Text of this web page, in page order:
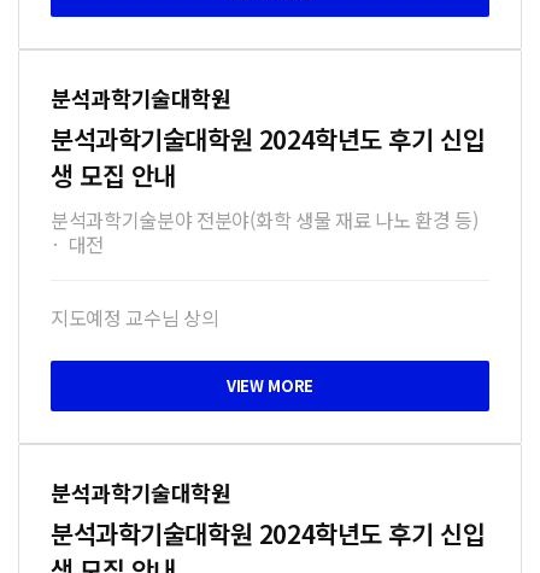
분석과학기술대학원
분석과학기술대학원 2024학년도 후기 신입
생 모집 안내
분석과학기술분야 전분야(화학 생물 재료 나노 환경 등)
· 대전
지도예정 교수님 상의
분석과학기술대학원
분석과학기술대학원 2024학년도 후기 신입